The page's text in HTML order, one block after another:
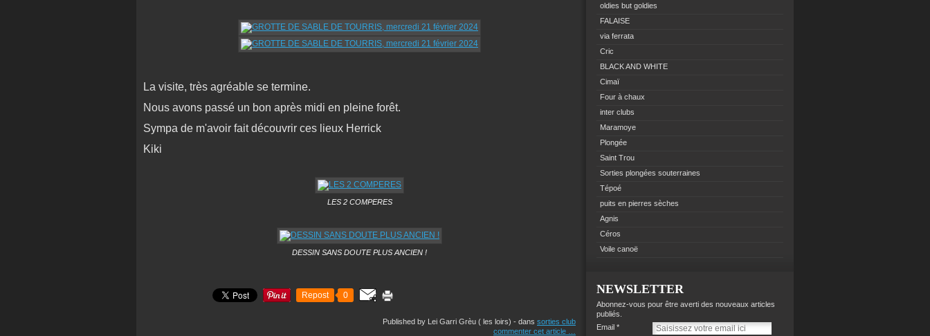
La visite, très agréable se termine.
Nous avons passé un bon après midi en pleine forêt.
Sympa de m'avoir fait découvrir ces lieux Herrick
Kiki
LES 2 COMPERES
DESSIN SANS DOUTE PLUS ANCIEN !
Repost 0
Published by Lei Garri Grèu ( les loirs) - dans sorties club
commenter cet article
oldies but goldies
FALAISE
via ferrata
Cric
BLACK AND WHITE
Cimaï
Four à chaux
inter clubs
Maramoye
Plongée
Saint Trou
Sorties plongées souterraines
Tépoé
puits en pierres sèches
Agnis
Céros
Voile canoë
NEWSLETTER
Abonnez-vous pour être averti des nouveaux articles
publiés.
Email